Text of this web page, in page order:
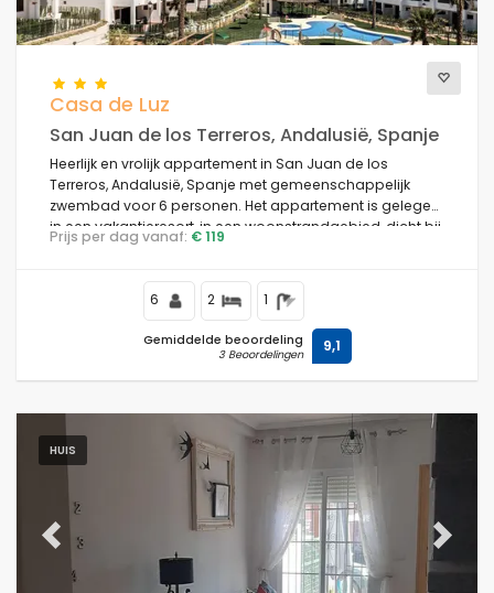
Casa de Luz
San Juan de los Terreros, Andalusië, Spanje
Heerlijk en vrolijk appartement in San Juan de los
Terreros, Andalusië, Spanje met gemeenschappelijk
zwembad voor 6 personen. Het appartement is gelegen
in een vakantieresort, in een woonstrandgebied, dicht bij
restaurants en bars, supermarkten en een tennisbaan,
Prijs per dag vanaf: € 119
6 2 1
Gemiddelde beoordeling
3 Beoordelingen 9,1
HUIS
Previous Next